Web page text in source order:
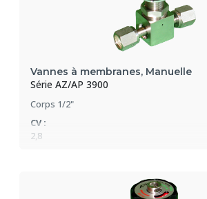
Vannes à membranes, Manuelle
Série AZ/AP 3900
Corps 1/2"
CV :
2,8